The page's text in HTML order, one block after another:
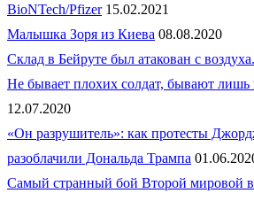
BioNTech/Pfizer 15.02.2021
Малышка Зоря из Киева 08.08.2020
Склад в Бейруте был атакован с воздуха.
Не бывает плохих солдат, бывают лишь
12.07.2020
«Он разрушитель»: как протесты
разоблачили Дональда Трампа
Самый странный бой Второй мировой